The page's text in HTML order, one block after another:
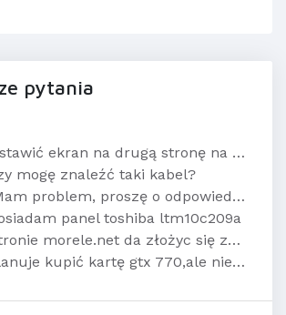
pytania
ekran na drugą stronę na kompie
mogę znaleźć taki kabel?
problem, proszę o odpowiedź do końca...
panel toshiba ltm10c209a
morele.net da złożyc się zapytan...
kupić kartę gtx 770,ale nie wiem...